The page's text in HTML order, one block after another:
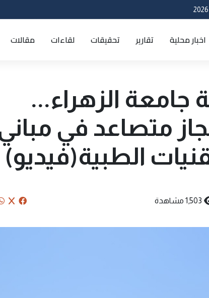
اخبار محلية تقارير تحقيقات لقاءات مقالات
الزهراء...
متصاعد في
الطبية(فيديو)
1,503 مشاهدة